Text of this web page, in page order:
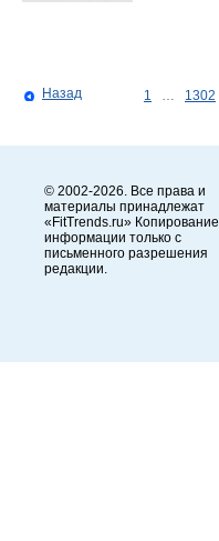
Назад 1 1302
© 2002-2026. Все права и
материалы принадлежат
«FitTrends.ru» Копирование
информации только с
письменного разрешения
редакции.